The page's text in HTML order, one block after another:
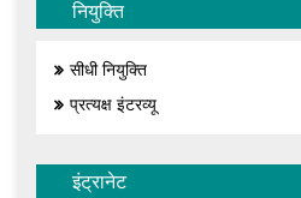
नियुक्ति
सीधी नियुक्ति
प्रत्यक्ष इंटरव्यू
इंट्रानेट